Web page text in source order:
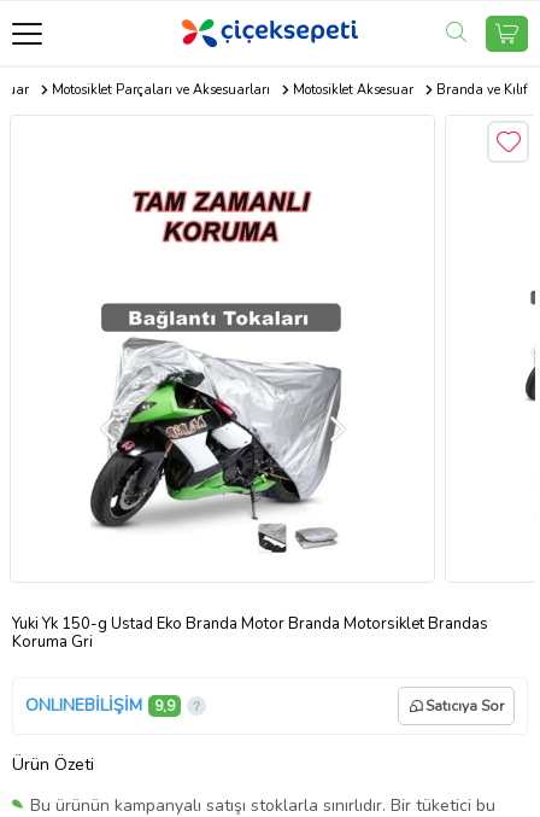
Motosiklet Parçaları ve Aksesuarları Motosiklet Aksesuar Branda ve Kılıf
Yuki Yk 150-g Üstad Eko Branda Motor Branda Motorsiklet Brandas
Koruma Gri
ONLINEBİLİŞİM 9,9 Satıcıya Sor
Ürün Özeti
Bu ürünün kampanyalı satışı stoklarla sınırlıdır. Bir tüketici bu